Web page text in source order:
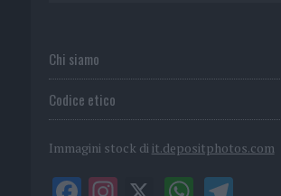
Chi siamo
Codice etico
Immagini stock di it.depositphotos.com